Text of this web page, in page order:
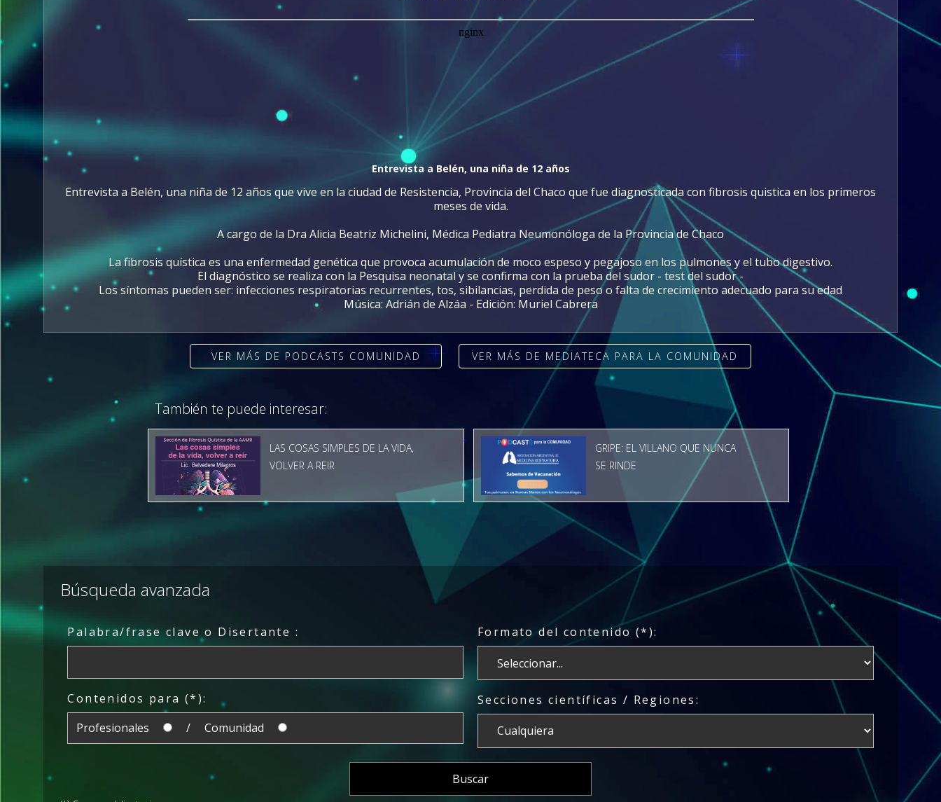
Entrevista a Belén, una niña de 12 años
Entrevista a Belén, una niña de 12 años que vive en la ciudad de Resistencia, Provincia del Chaco que fue diagnosticada con fibrosis quistica en los primeros
meses de vida.
A cargo de la Dra Alicia Beatriz Michelini, Médica Pediatra Neumonóloga de la Provincia de Chaco
La fibrosis quística es una enfermedad genética que provoca acumulación de moco espeso y pegajoso en los pulmones y el tubo digestivo.
El diagnóstico se realiza con la Pesquisa neonatal y se confirma con la prueba del sudor - test del sudor -
Los síntomas pueden ser: infecciones respiratorias recurrentes, tos, sibilancias, perdida de peso o falta de crecimiento adecuado para su edad
Música: Adrián de Alzáa - Edición: Muriel Cabrera
VER MÁS DE PODCASTS COMUNIDAD VER MÁS DE MEDIATECA PARA LA COMUNIDAD
También te puede interesar:
LAS COSAS SIMPLES DE LA VIDA,
VOLVER A REIR
GRIPE: EL VILLANO QUE NUNCA
SE RINDE
Búsqueda avanzada
Palabra/frase clave o Disertante :
Contenidos para (*):
Profesionales
/ Comunidad
Formato del contenido (*):
Secciones científicas / Regiones: